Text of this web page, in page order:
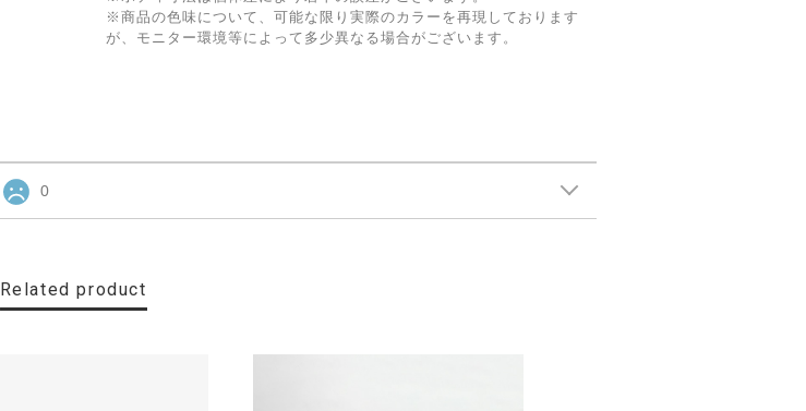
※商品の色味について、可能な限り実際のカラーを再現しております
が、モニター環境等によって多少異なる場合がございます。
0
Related product